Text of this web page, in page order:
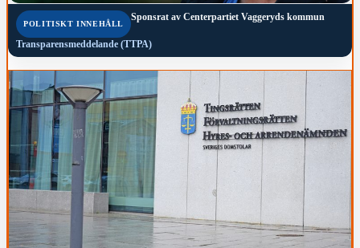
POLITISKT INNEHÅLL
Sponsrat av Centerpartiet Vaggeryds kommun
Transparensmeddelande (TTPA)